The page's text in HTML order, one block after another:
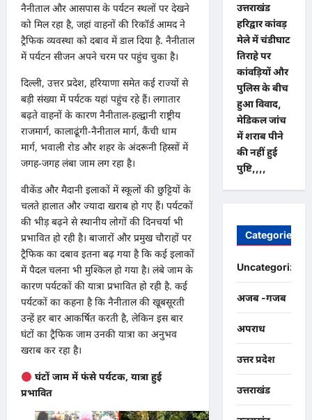
नैनीताल और आसपास के पर्यटन स्थलों पर देखने
को मिल रहा है, जहां वाहनों की रिकॉर्ड आमद ने
ट्रैफिक व्यवस्था को दबाव में डाल दिया है. नैनीताल
में पर्यटन सीजन अपने चरम पर पहुंच चुका है।
दिल्ली, उत्तर प्रदेश, हरियाणा समेत कई राज्यों से
बड़ी संख्या में पर्यटक यहां पहुंच रहे हैं। लगातार
बढ़ते वाहनों के कारण नैनीताल-हल्द्वानी राष्ट्रीय
राजमार्ग, कालाढूंगी-नैनीताल मार्ग, कैंची धाम
मार्ग, भवाली रोड और शहर के अंदरूनी हिस्सों में
जगह-जगह लंबा जाम लग रहा है।
वीकेंड और मैदानी इलाकों में स्कूलों की छुट्टियों के
चलते हालात और ज्यादा खराब हो गए हैं। पर्यटकों
की भीड़ बढ़ने से स्थानीय लोगों की दिनचर्या भी
प्रभावित हो रही है। बाजारों और प्रमुख चौराहों पर
ट्रैफिक का दबाव इतना बढ़ गया है कि कई इलाकों
में पैदल चलना भी मुश्किल हो गया है। लंबे जाम के
कारण पर्यटकों की यात्रा प्रभावित हो रही है. कई
पर्यटकों का कहना है कि नैनीताल की खूबसूरती
उन्हें हर बार आकर्षित करती है, लेकिन इस बार
घंटों का ट्रैफिक जाम उनकी यात्रा का अनुभव
खराब कर रहा है।
घंटों जाम में फंसे पर्यटक, यात्रा हुई
प्रभावित
उत्तराखंड
हरिद्वार कांवड़
मेले में चंडीघाट
तिराहे पर
कांवड़ियों और
पुलिस के बीच
हुआ विवाद,
मेडिकल जांच
में शराब पीने
की नहीं हुई
पुष्टि,,,,
Categories
Uncategorized
अजब -गजब
अपराध
उत्तर प्रदेश
उत्तराखंड